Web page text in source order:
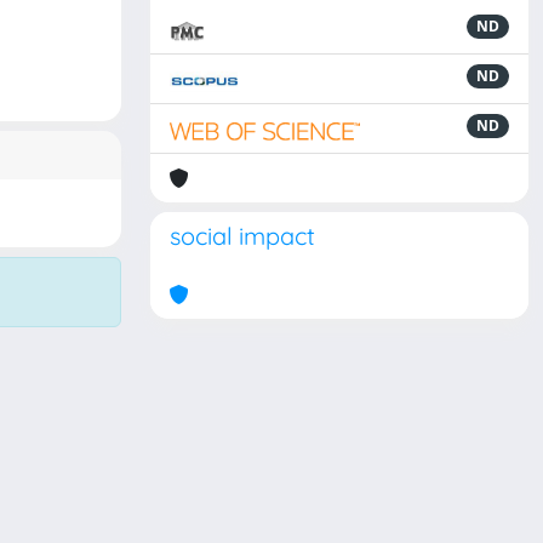
ND
ND
ND
social impact